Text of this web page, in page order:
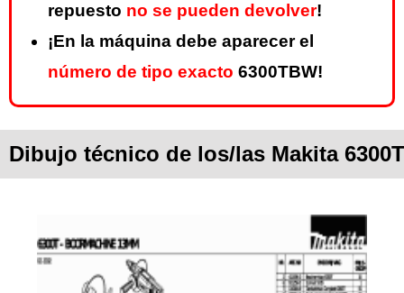
repuesto no se pueden devolver!
¡En la máquina debe aparecer el
número de tipo exacto 6300TBW!
Dibujo técnico de los/las Makita